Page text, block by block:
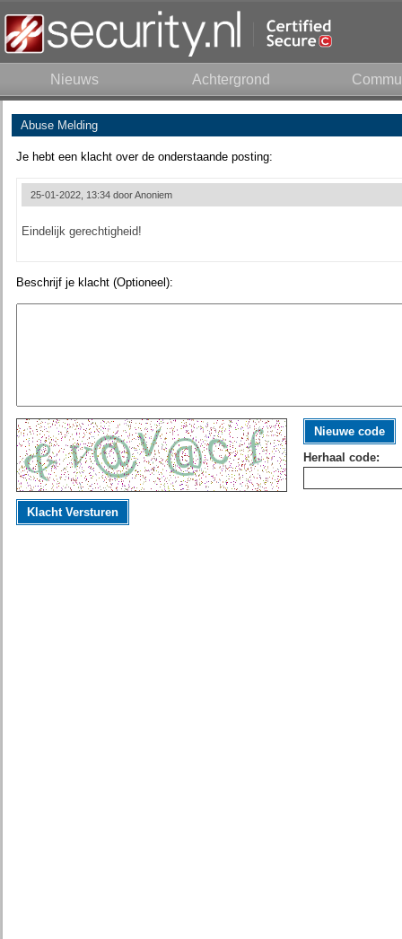
Nieuws Achtergrond
Abuse Melding
Je hebt een klacht over de onderstaande posting:
25-01-2022, 13:34 doorAnoniem
Eindelijk gerechtigheid!
Beschrijf je klacht (Optioneel):
Nieuwe code
Herhaal code:
Klacht Versturen